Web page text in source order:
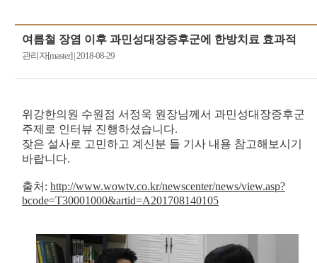
여름철 장염 이후 과민성대장증후군에 한방치료 효과적
관리자[master]|2018-08-29
위강한의원 수원점 서정욱 원장님께서 과민성대장증후군
주제로 인터뷰 진행하셨습니다.
잦은 설사로 고민하고 계신분 들 기사 내용 참고해보시기
바랍니다.
출처: http://www.wowtv.co.kr/newscenter/news/view.asp?
bcode=T30001000&artid=A201708140105